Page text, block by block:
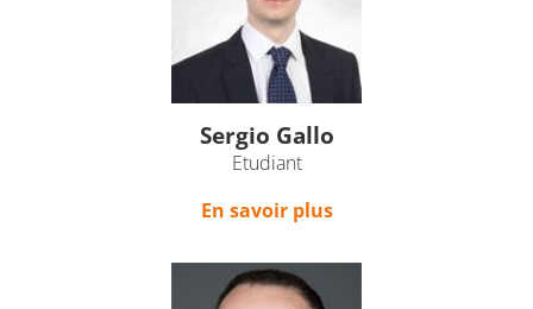
Sergio Gallo
Etudiant
En savoir plus